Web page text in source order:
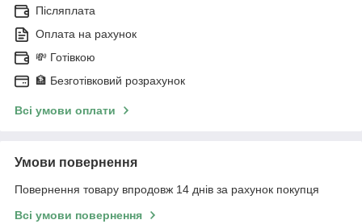
Післяплата
Оплата на рахунок
💸 Готівкою
🏦 Безготівковий розрахунок
Всі умови оплати
Умови повернення
Повернення товару впродовж 14 днів за рахунок покупця
Всі умови повернення